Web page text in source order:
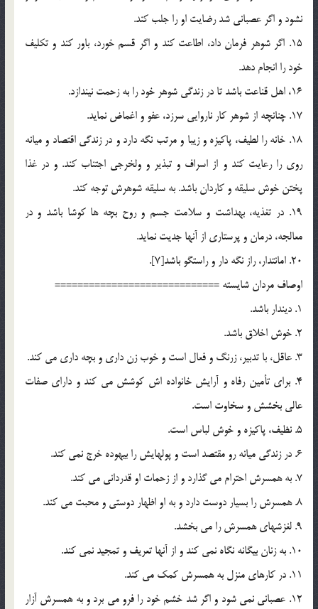
نشود و اگر عصباني شد رضايت او را جلب كند.
15. اگر شوهر فرمان داد، اطاعت كند و اگر قسم خورد، باور كند و تكليف
خود را انجام دهد.
16، اهل قناعت باشد تا در زندگي شوهر خود را به زحمت نيندازد.
17. چنانچه از شوهر كار ناروايي سرزد، عفو و اغماض نمايد.
18. خانه را لطيف، پاكيزه و زيبا و مرتب نگه دارد و در زندگي اقتصاد و ميانه
روي را رعايت كند و از اسراف و تبذير و ولخرجي اجتناب كند. و در غذا
پختن خوش سليقه و كاردان باشد. به سليقه شوهرش توجه كند.
19. در تغذيه، بهداشت و سلامت جسم و روح بچه ها كوشا باشد و در
معالجه، درمان و پرستاري از آنها جديت نمايد.
20. امانتدار، راز نگه دار و راستگو باشد[7].
اوصاف مردان شايسته =============================
1. ديندار باشد.
2. خوش اخلاق باشد.
3. عاقل، با تدبير، زرنگ و فعال است و خوب زن داري و بچه داري مي كند.
4. براي تأمين رفاه و آرايش خانواده اش كوشش مي كند و داراي صفات
عالي بخشش و سخاوت است.
5. نظيف، پاكيزه و خوش لباس است.
6. در زندگي ميانه رو مقتصد است و پولهايش را بيهوده خرج نمي كند.
7. به همسرش احترام مي گذارد و از زحمات او قدرداني مي كند.
8. همسرش را بسيار دوست دارد و به او اظهار دوستي و محبت مي كند.
9. لغزشهاي همسرش را مي بخشد.
10. به زنان بيگانه نگاه نمي كند و از آنها تعريف و تمجيد نمي كند.
11. در كارهاي منزل به همسرش كمك مي كند.
12. عصباني نمي شود و اگر شد خشم خود را فرو مي برد و به همسرش آزار